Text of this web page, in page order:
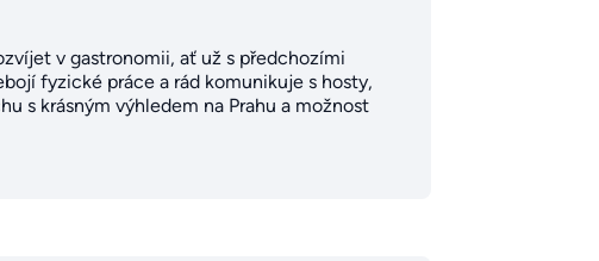
v gastronomii, ať už s předchozími
fyzické práce a rád komunikuje s hosty,
s krásným výhledem na Prahu a možnost